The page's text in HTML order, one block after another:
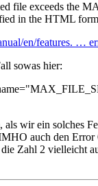
file exceeds the
in the HTML
en/features. …
sowas hier:
als wir ein solches
auch den Error
Zahl 2 vielleicht